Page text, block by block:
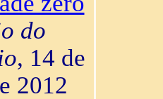
do
, 14 de
2012